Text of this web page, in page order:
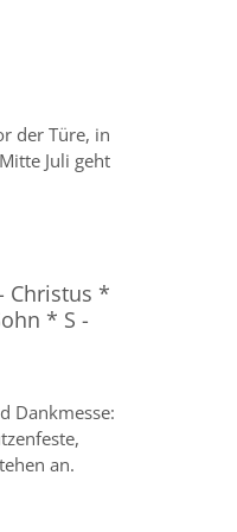
der Türe, in
Juli geht
Christus *
* S -
Dankmesse:
an.